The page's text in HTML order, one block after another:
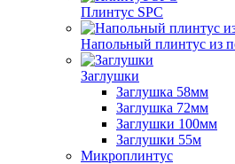
Плинтус SPC
Напольный плинтус из
Заглушки
Заглушка 58мм
Заглушка 72мм
Заглушки 100мм
Заглушки 55м
Микроплинтус